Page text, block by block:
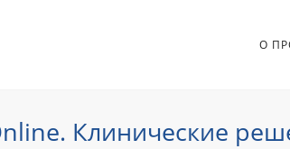
О
Клинические